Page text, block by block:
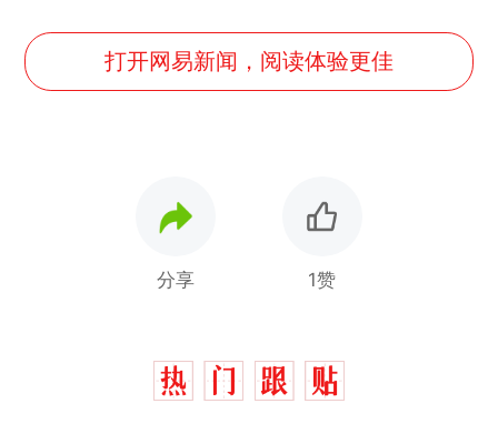
打开网易新闻，阅读体验更佳
分享 1赞